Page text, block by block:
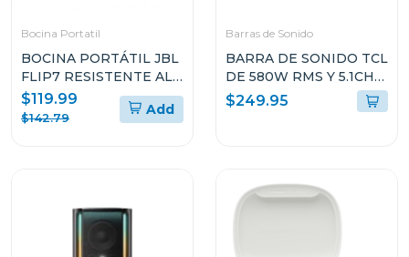
Bocina Portatil
BOCINA PORTÁTIL JBL
FLIP7 RESISTENTE AL
AGUA Y A LAS CAÍDAS
$119.99
$142.79
Add
Barras de Sonido
BARRA DE SONIDO TCL
DE 580W RMS Y 5.1CH
CON DOLBY ATMOS
Q65
$249.95